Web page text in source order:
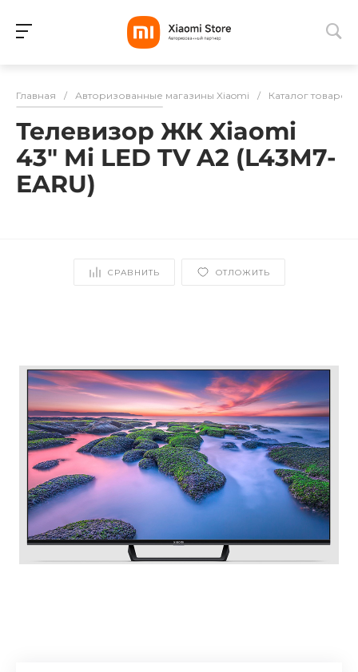
Разбейте
оплатуна части
без переплат
Добавляйте товары
в корзину
Оплачивайте сегодня только
25% картой любого банка
Получайте товар
выбранный способом
Главная / Авторизованные магазины Xiaomi / Каталог товаров
Телевизор ЖК Xiaomi
43" Mi LED TV A2 (L43M7-
EARU)
СРАВНИТЬ ОТЛОЖИТЬ